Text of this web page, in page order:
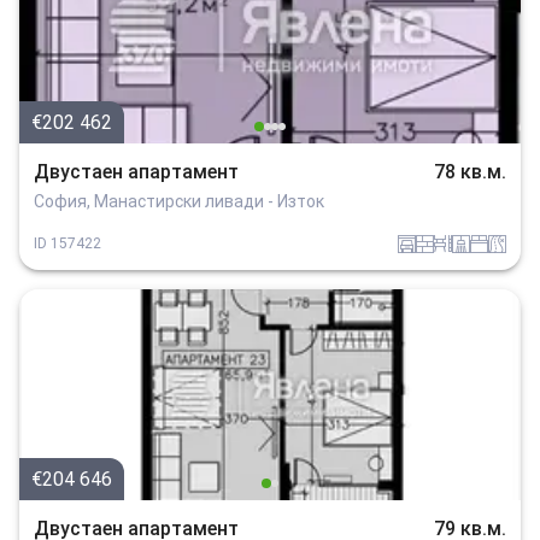
€202 462
Двустаен апартамент 78 кв.м.
София, Манастирски ливади - Изток
ID 157422 garajtuhlaobzavejdne_0 sanitarno_pomeshtenie spalniav_blizost_do_asfaltiran_put
€204 646
Двустаен апартамент 79 кв.м.